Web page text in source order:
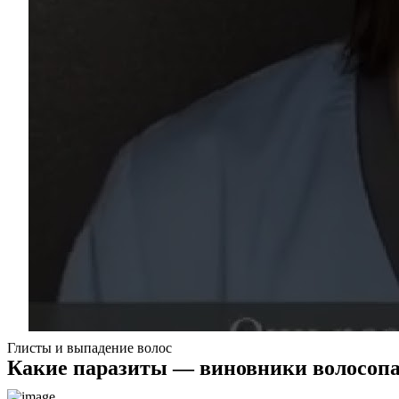
Глисты и выпадение волос
Какие паразиты — виновники